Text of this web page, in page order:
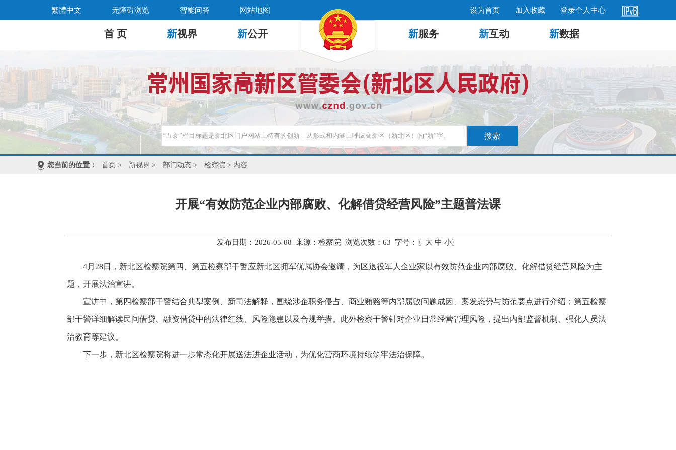
繁體中文 无障碍浏览 智能问答 网站地图 设为首页 加入收藏 登录个人中心
首 页 新视界 新公开 新服务 新互动 新数据
您当前的位置： 首页 > 新视界 > 部门动态 > 检察院 > 内容
开展“有效防范企业内部腐败、化解借贷经营风险”主题普法课
发布日期：2026-05-08 来源：检察院 浏览次数： 63 字号：〖 大 中 小〗
4月28日，新北区检察院第四、第五检察部干警应新北区拥军优属协会邀请，为区退役军人企业家以有效防范企业内部腐败、化解借贷经营风险为主
题，开展法治宣讲。
宣讲中，第四检察部干警结合典型案例、新司法解释，围绕涉企职务侵占、商业贿赂等内部腐败问题成因、案发态势与防范要点进行介绍；第五检察
部干警详细解读民间借贷、融资借贷中的法律红线、风险隐患以及合规举措。此外检察干警针对企业日常经营管理风险，提出内部监督机制、强化人员法
治教育等建议。
下一步，新北区检察院将进一步常态化开展送法进企业活动，为优化营商环境持续筑牢法治保障。